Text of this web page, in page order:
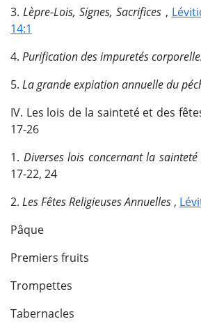
3.Lèpre-Lois, Signes, Sacrifices ,
14:1
4. Purification des impuretés
5. La grande expiation annuelle du
IV. Les lois de la sainteté et des
17-26
1. Diverses lois concernant la
17-22, 24
2. Les Fêtes Religieuses Annuelles ,
Pâque
Premiers fruits
Trompettes
Tabernacles